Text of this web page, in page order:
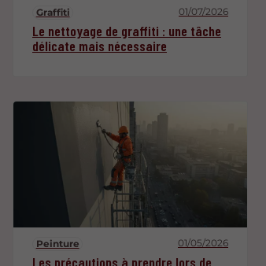
Graffiti 01/07/2026
Le nettoyage de graffiti : une tâche
délicate mais nécessaire
Peinture 01/05/2026
Les précautions à prendre lors de